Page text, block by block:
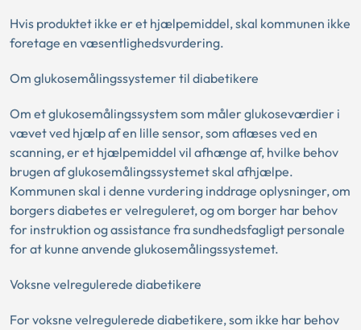
Hvis produktet ikke er et hjælpemiddel, skal kommunen ikke
foretage en væsentlighedsvurdering.
Om glukosemålingssystemer til diabetikere
Om et glukosemålingssystem som måler glukoseværdier i
vævet ved hjælp af en lille sensor, som aflæses ved en
scanning, er et hjælpemiddel vil afhænge af, hvilke behov
brugen af glukosemålingssystemet skal afhjælpe.
Kommunen skal i denne vurdering inddrage oplysninger, om
borgers diabetes er velreguleret, og om borger har behov
for instruktion og assistance fra sundhedsfagligt personale
for at kunne anvende glukosemålingssystemet.
Voksne velregulerede diabetikere
For voksne velregulerede diabetikere, som ikke har behov